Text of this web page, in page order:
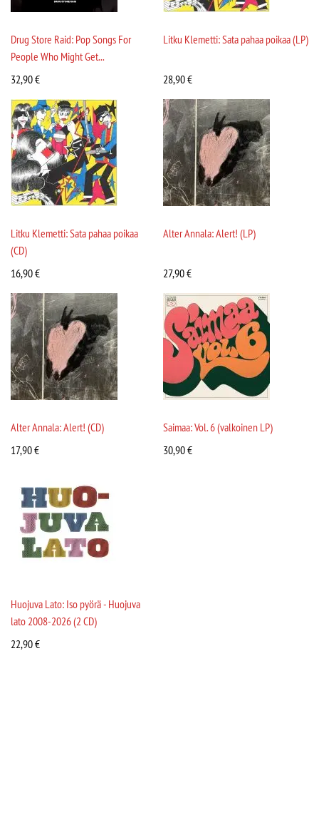
Drug Store Raid: Pop Songs For
People Who Might Get...
32,90€
Litku Klemetti: Sata pahaa poikaa (LP)
28,90€
Litku Klemetti: Sata pahaa poikaa
(CD)
16,90€
Alter Annala: Alert! (LP)
27,90€
Alter Annala: Alert! (CD)
17,90€
Saimaa: Vol. 6 (valkoinen LP)
30,90€
Huojuva Lato: Iso pyörä - Huojuva
lato 2008-2026 (2 CD)
22,90€